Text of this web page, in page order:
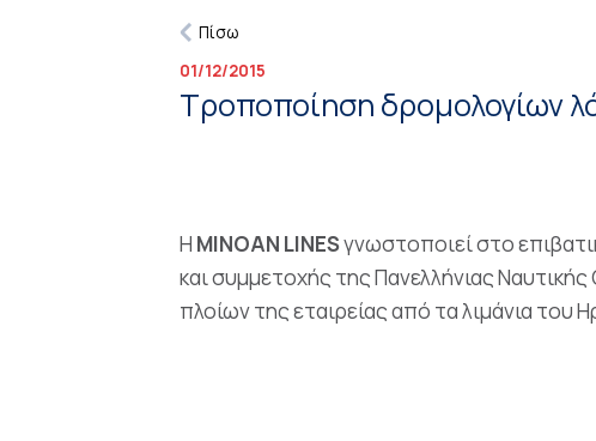
Πίσω
01/12/2015
Τροποποίηση δρομολογίων
Η MINOAN LINESγνωστοποιεί στο
και συμμετοχής της Πανελλήνιας
πλοίων της εταιρείας από τα λιμάνια